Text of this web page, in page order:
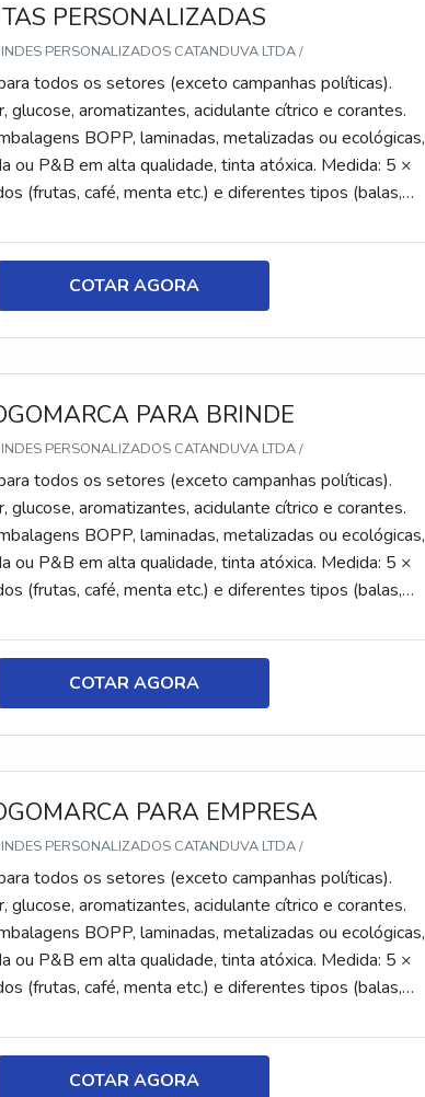
PERSONALIZADAS
PERSONALIZADOS CATANDUVA LTDA /
todos os setores (exceto campanhas políticas).
glucose, aromatizantes, acidulante cítrico e corantes.
BOPP, laminadas, metalizadas ou ecológicas,
ou P&B em alta qualidade, tinta atóxica. Medida: 5 ×
(frutas, café, menta etc.) e diferentes tipos (balas,
COTAR AGORA
PARA BRINDE
PERSONALIZADOS CATANDUVA LTDA /
todos os setores (exceto campanhas políticas).
glucose, aromatizantes, acidulante cítrico e corantes.
BOPP, laminadas, metalizadas ou ecológicas,
ou P&B em alta qualidade, tinta atóxica. Medida: 5 ×
(frutas, café, menta etc.) e diferentes tipos (balas,
COTAR AGORA
PARA EMPRESA
PERSONALIZADOS CATANDUVA LTDA /
todos os setores (exceto campanhas políticas).
glucose, aromatizantes, acidulante cítrico e corantes.
BOPP, laminadas, metalizadas ou ecológicas,
ou P&B em alta qualidade, tinta atóxica. Medida: 5 ×
(frutas, café, menta etc.) e diferentes tipos (balas,
COTAR AGORA